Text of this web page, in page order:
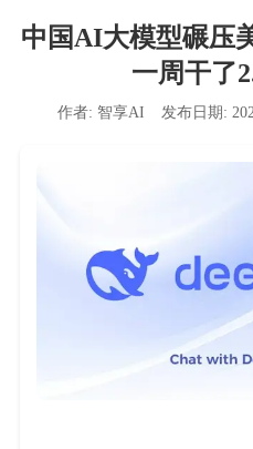
中国AI大模型碾压
一周干了
作者: 智享AI 发布日期: